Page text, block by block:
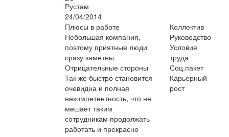
Рустам
24/04/2014
Плюсы в работе
Небольшая компания,
поэтому приятные люди
сразу заметны
Отрицательные стороны
Так же быстро становится
очевидна и полная
некомпетентность, что не
мешает таким
сотрудникам продолжать
работать и прекрасно
Коллектив
Руководство
Условия
труда
Соц.пакет
Карьерный
рост